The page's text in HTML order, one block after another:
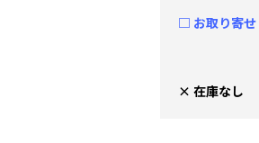
□ お取り寄せ
× 在庫なし